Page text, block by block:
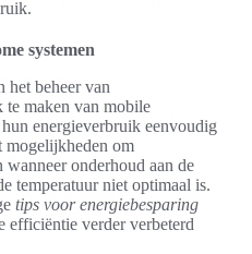
systemen
het beheer van
maken van mobile
energieverbruik eenvoudig
mogelijkheden om
onderhoud aan de
temperatuur niet optimaal is.
tips voor energiebesparing
efficiëntie verder verbeterd